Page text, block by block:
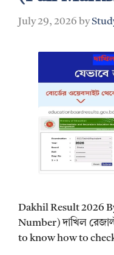
July 29, 2026 by
Dakhil Result 2026
Number) দাখিল
to know how to